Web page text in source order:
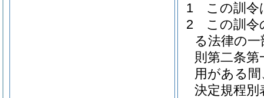
1
この訓令
2
この訓令
る法律の
則第二条
用がある
決定規程